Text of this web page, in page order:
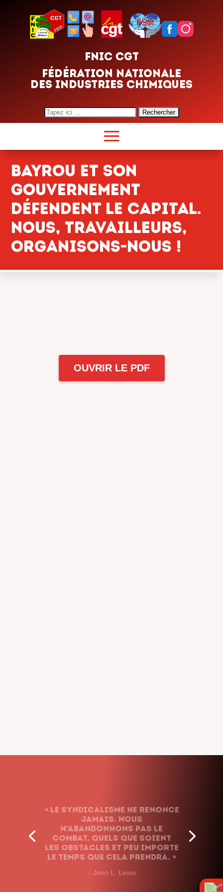
FNIC CGT
FÉDÉRATION NATIONALE
DES INDUSTRIES CHIMIQUES
Search
for:
BAYROU ET SON
GOUVERNEMENT
DÉFENDENT LE CAPITAL.
Nous, travailleurs,
organisons-nous !
OUVRIR LE PDF
jamais. Nous
n’abandonnons pas le
combat, quels que soient
les obstacles et peu importe
le temps que cela prendra. »